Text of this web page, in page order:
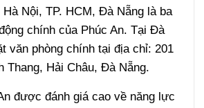
Hà Nội, TP. HCM, Đà Nẵng là ba
chính của Phúc An. Tại Đà
văn phòng chính tại địa chỉ: 201
Thang, Hải Châu, Đà Nẵng.
được đánh giá cao về năng lực